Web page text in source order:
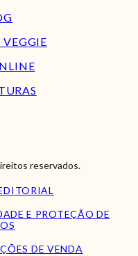
VEGGIE
reservados.
E PROTEÇÃO DE
DE VENDA